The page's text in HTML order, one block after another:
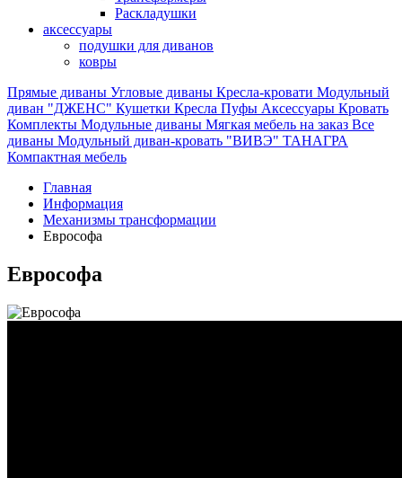
Раскладушки
аксессуары
подушки для диванов
ковры
Прямые диваны Угловые диваны Кресла-кровати Модульный
диван "ДЖЕНС" Кушетки Кресла Пуфы Аксессуары Кровать
Комплекты Модульные диваны Мягкая мебель на заказ Все
диваны Модульный диван-кровать "ВИВЭ" ТАНАГРА
Компактная мебель
Главная
Информация
Механизмы трансформации
Еврософа
Еврософа